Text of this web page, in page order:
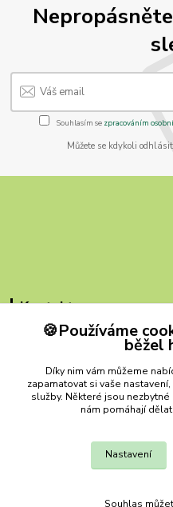
Souhlasím se zpracováním
Můžete se kdykoli
Kontakty
ZB MILVI
+420 607
(Po-Pá, 9-15 hod.)
zbmilvi@email.cz
🍪Používáme
běžel
Díky nim vám můžeme
zapamatovat si vaše
služby. Některé jsou
nám pomáhají
Nastavení
Souhlas